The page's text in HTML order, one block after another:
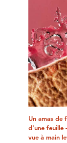
Un amas de
d'une feuille
vue à main